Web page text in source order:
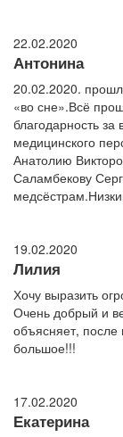
22.02.2020
Антонина
20.02.2020.
«во сне».Всё
благодарность
медицинского
Анатолию
Саламбекову
19.02.2020
Лилия
Хочу выразить
Очень добрый и
объясняет, после
большое!!!
17.02.2020
Екатерина